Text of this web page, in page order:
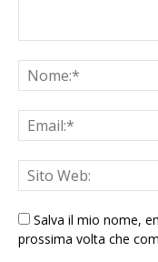
Salva il mio nome,
prossima volta che